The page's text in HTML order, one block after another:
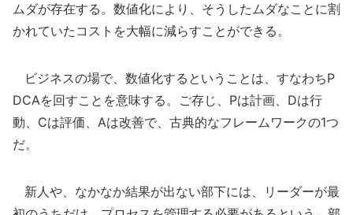
ムダが存在する。数値化により、そうしたムダなことに割
かれていたコストを大幅に減らすことができる。
ビジネスの場で、数値化するということは、すなわちP
DCAを回すことを意味する。ご存じ、Pは計画、Dは行
動、Cは評価、Aは改善で、古典的なフレームワークの1つ
だ。
新人や、なかなか結果が出ない部下には、リーダーが最